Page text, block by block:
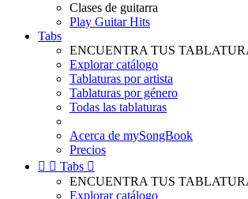
Clases de guitarra
Play Guitar Hits
Tabs
ENCUENTRA TUS
Explorar catálogo
Tablaturas por artista
Tablaturas por género
Todas las tablaturas
Acerca de mySongBook
Precios
  Tabs 
ENCUENTRA TUS
Explorar catálogo